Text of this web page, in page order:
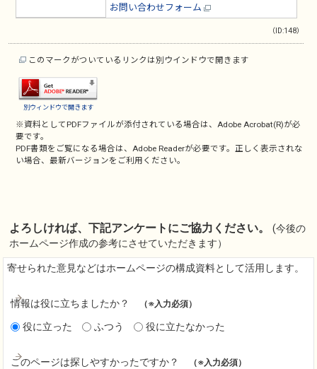
お問い合わせフォーム
（ID:148）
このマークがついているリンクは別ウインドウで開きます
別ウィンドウで開きます
※資料としてPDFファイルが添付されている場合は、 Adobe Acrobat(R)が必
要です。
PDF書類をご覧になる場合は、 Adobe Readerが必要です。正しく表示されな
い場合、最新バージョンをご利用ください。